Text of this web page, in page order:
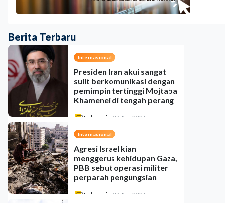
Berita Terbaru
Internasional
Presiden Iran akui sangat
sulit berkomunikasi dengan
pemimpin tertinggi Mojtaba
Khamenei di tengah perang
Indonesia 06 Aug 2026
Internasional
Agresi Israel kian
menggerus kehidupan Gaza,
PBB sebut operasi militer
perparah pengungsian
Indonesia 06 Aug 2026